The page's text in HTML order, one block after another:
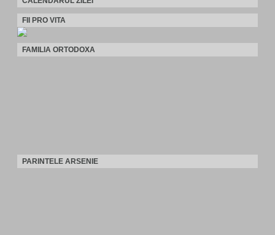
FII PRO VITA
FAMILIA ORTODOXA
PARINTELE ARSENIE